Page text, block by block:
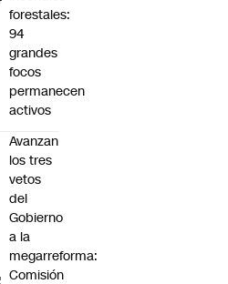
forestales:
94
grandes
focos
permanecen
activos
Avanzan
los tres
vetos
del
Gobierno
a la
megarreforma:
Comisión